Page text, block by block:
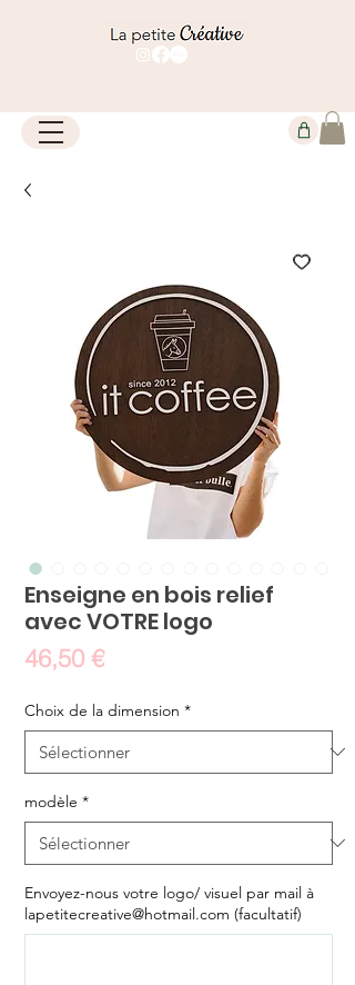
Enseigne en bois relief
avec VOTRE logo
46,50 €Prix
Choix de la dimension *
modèle *
Envoyez-nous votre logo/ visuel par mail à
lapetitecreative@hotmail.com (facultatif)